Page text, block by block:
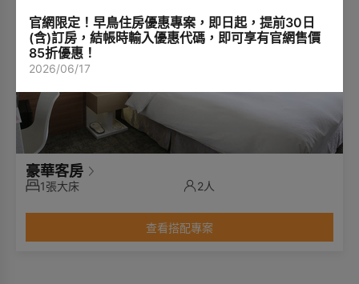
豪華客房
1張大床 2人
查看搭配專案
官網限定！早鳥住房優惠專案，即日起，提前30日
(含)訂房，結帳時輸入優惠代碼，即可享有官網售價
85折優惠！
2026/06/17